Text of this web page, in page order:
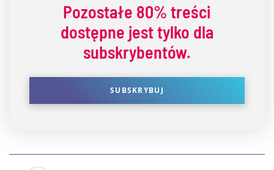
Pozostałe 80% treści
dostępne jest tylko dla
subskrybentów.
SUBSKRYBUJ